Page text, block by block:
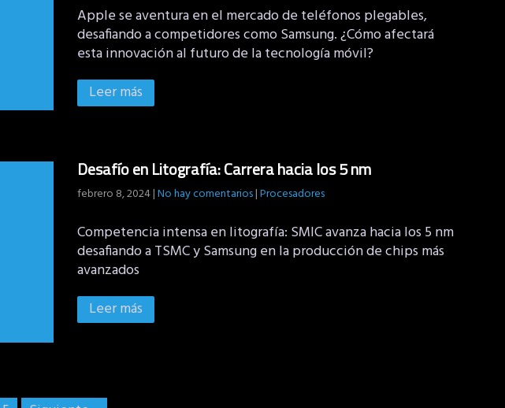
Apple se aventura en el mercado de teléfonos plegables,
desafiando a competidores como Samsung. ¿Cómo afectará
esta innovación al futuro de la tecnología móvil?
Leer más
Desafío en Litografía: Carrera hacia los 5 nm
febrero 8, 2024|No hay comentarios|Procesadores
Competencia intensa en litografía: SMIC avanza hacia los 5 nm
desafiando a TSMC y Samsung en la producción de chips más
avanzados
Leer más